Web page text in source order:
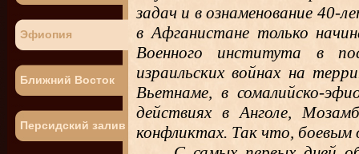
Эфиопия
Ближний Восток
Персидский залив
задач и в ознаменование 40-
в Афганистане только
Военного института в
израильских войнах на
Вьетнаме, в сомалийско-
действиях в Анголе,
конфликтах. Так что, боевым